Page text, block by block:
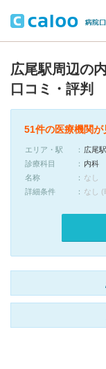
広尾駅周辺の
口コミ・評判
51件の医療機関が
エリア・駅
広尾
診療科目
内科
名称
なし
詳細条件
なし (